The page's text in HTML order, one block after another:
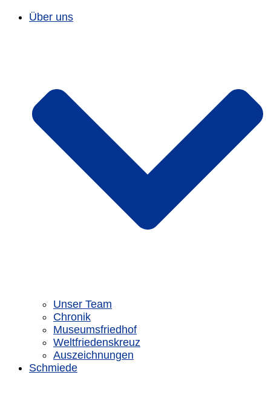
Über uns
Unser Team
Chronik
Museumsfriedhof
Weltfriedenskreuz
Auszeichnungen
Schmiede